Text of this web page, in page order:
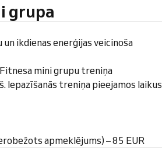
grupa
ikdienas enerģijas veicinoša
mini grupu treniņa
Iepazīšanās treniņa pieejamos laikus
apmeklējums) – 85 EUR